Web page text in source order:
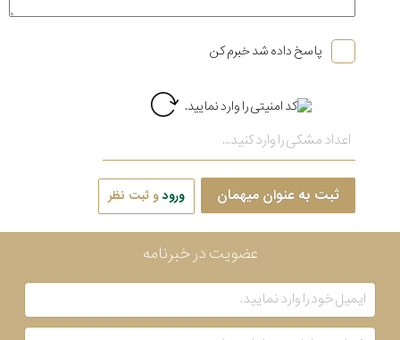
پاسخ داده شد خبرم کن
ثبت به عنوان میهمان ورودو ثبت نظر
عضویت در خبرنامه